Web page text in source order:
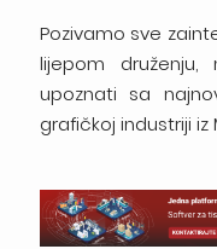
Pozivamo sve
lijepom
upoznati sa
grafičkoj industriji